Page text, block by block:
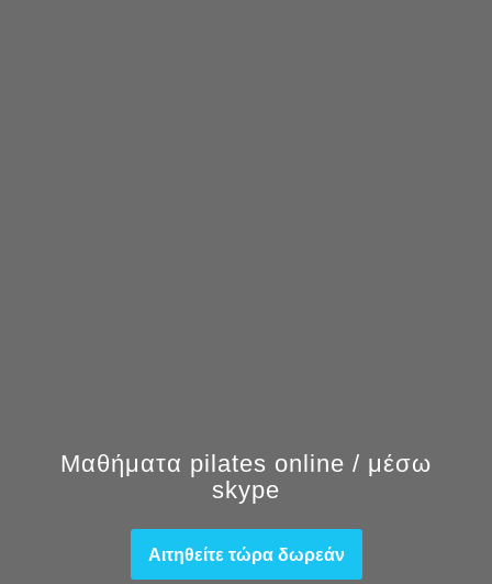
Μαθήματα pilates online / μέσω
skype
Αιτηθείτε τώρα δωρεάν